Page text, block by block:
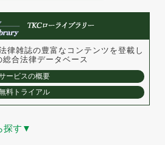
律雑誌の豊富なコンテンツを登載し
総合法律データベース
ービスの概要
料トライアル
探す ▼